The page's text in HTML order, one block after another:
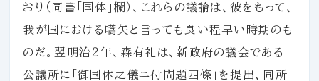
おり（同書「国体」欄）、これらの議論は、彼をもって、
我が国における嚆矢と言っても良い程早い時期のも
のだ。翌明治２年、森有礼は、新政府の議会である
公議所に「御国体之儀ニ付問題四條」を提出、同所